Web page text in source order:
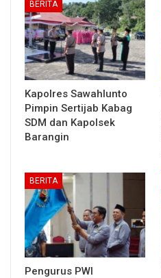
BERITA
Kapolres Sawahlunto
Pimpin Sertijab Kabag
SDM dan Kapolsek
Barangin
BERITA
Pengurus PWI